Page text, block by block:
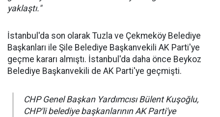
yaklaştı."
İstanbul'da son olarak Tuzla ve Çekmeköy Belediye
Başkanları ile Şile Belediye Başkanvekili AK Parti'ye
geçme kararı almıştı. İstanbul'da daha önce Beykoz
Belediye Başkanvekili de AK Parti'ye geçmişti.
CHP Genel Başkan Yardımcısı Bülent Kuşoğlu,
CHP'li belediye başkanlarının AK Parti'ye